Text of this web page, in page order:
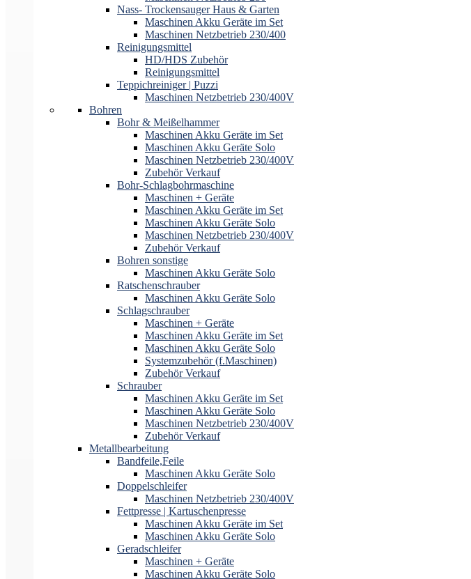
Nass- Trockensauger Haus & Garten
Maschinen Akku Geräte im Set
Maschinen Netzbetrieb 230/400
Reinigungsmittel
HD/HDS Zubehör
Reinigungsmittel
Teppichreiniger | Puzzi
Maschinen Netzbetrieb 230/400V
Bohren
Bohr & Meißelhammer
Maschinen Akku Geräte im Set
Maschinen Akku Geräte Solo
Maschinen Netzbetrieb 230/400V
Zubehör Verkauf
Bohr-Schlagbohrmaschine
Maschinen + Geräte
Maschinen Akku Geräte im Set
Maschinen Akku Geräte Solo
Maschinen Netzbetrieb 230/400V
Zubehör Verkauf
Bohren sonstige
Maschinen Akku Geräte Solo
Ratschenschrauber
Maschinen Akku Geräte Solo
Schlagschrauber
Maschinen + Geräte
Maschinen Akku Geräte im Set
Maschinen Akku Geräte Solo
Systemzubehör (f.Maschinen)
Zubehör Verkauf
Schrauber
Maschinen Akku Geräte im Set
Maschinen Akku Geräte Solo
Maschinen Netzbetrieb 230/400V
Zubehör Verkauf
Metallbearbeitung
Bandfeile,Feile
Maschinen Akku Geräte Solo
Doppelschleifer
Maschinen Netzbetrieb 230/400V
Fettpresse | Kartuschenpresse
Maschinen Akku Geräte im Set
Maschinen Akku Geräte Solo
Geradschleifer
Maschinen + Geräte
Maschinen Akku Geräte Solo